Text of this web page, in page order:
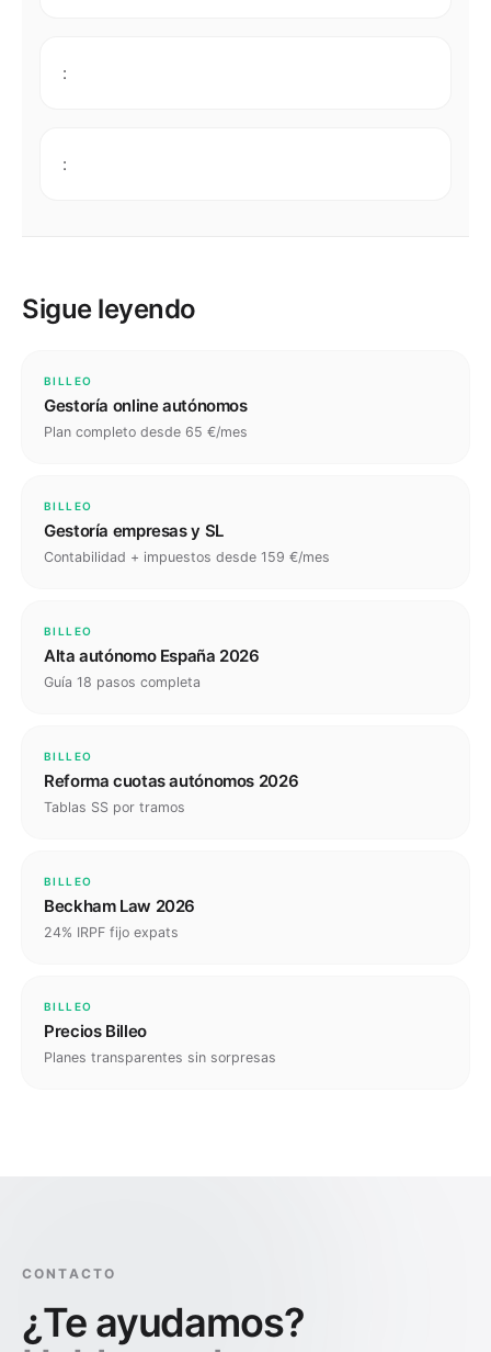
:
:
Sigue leyendo
BILLEO
Gestoría online autónomos
Plan completo desde 65 €/mes
BILLEO
Gestoría empresas y SL
Contabilidad + impuestos desde 159 €/mes
BILLEO
Alta autónomo España 2026
Guía 18 pasos completa
BILLEO
Reforma cuotas autónomos 2026
Tablas SS por tramos
BILLEO
Beckham Law 2026
24% IRPF fijo expats
BILLEO
Precios Billeo
Planes transparentes sin sorpresas
CONTACTO
¿Te ayudamos?